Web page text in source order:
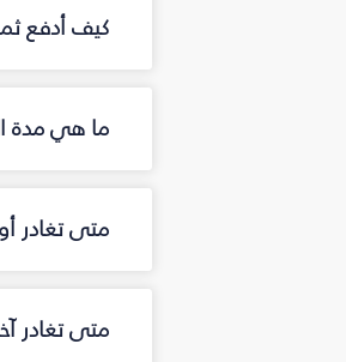
كيف أدفع
ما هي مدة
متى تغادر
متى تغادر